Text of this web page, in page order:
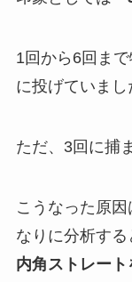
1回から6回ま
に投げていまし
ただ、3回に捕
こうなった原
なりに分析す
内角ストレート